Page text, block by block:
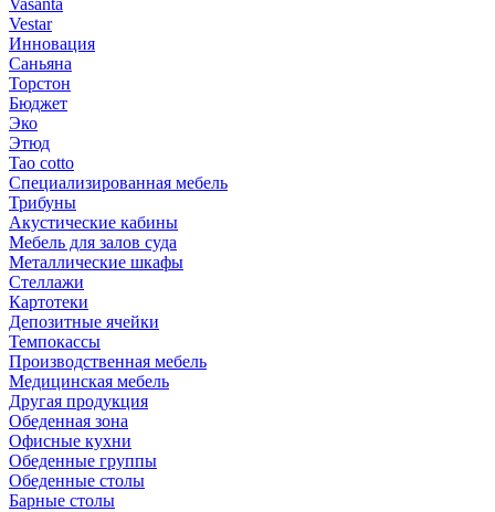
Vasanta
Vestar
Инновация
Саньяна
Торстон
Бюджет
Эко
Этюд
Tao cotto
Специализированная мебель
Трибуны
Акустические кабины
Мебель для залов суда
Металлические шкафы
Стеллажи
Картотеки
Депозитные ячейки
Темпокассы
Производственная мебель
Медицинская мебель
Другая продукция
Обеденная зона
Офисные кухни
Обеденные группы
Обеденные столы
Барные столы